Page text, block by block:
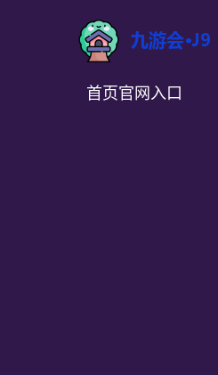
首页官网入口